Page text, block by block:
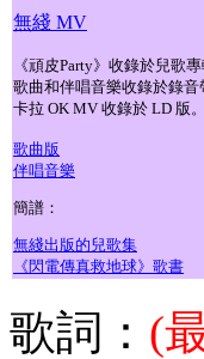
無綫 MV
《頑皮Party》收錄於兒歌
歌曲和伴唱音樂收錄於錄音
卡拉 OK MV 收錄於 LD 版。
歌曲版
伴唱音樂
簡譜：
無綫出版的兒歌集
《閃電傳真救地球》歌書
歌詞： (